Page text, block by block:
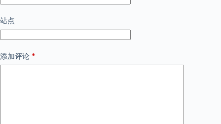
站点
添加评论 *